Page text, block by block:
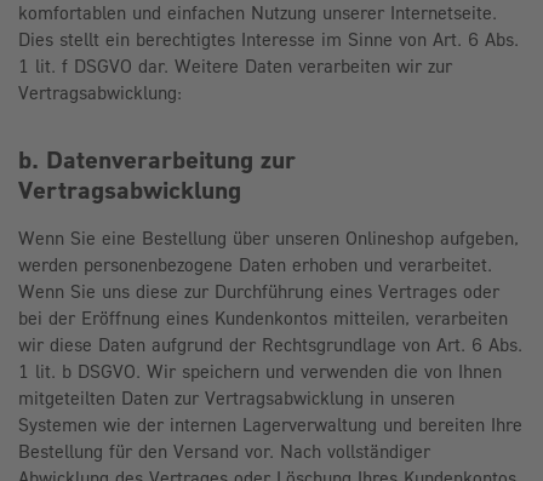
komfortablen und einfachen Nutzung unserer Internetseite.
Dies stellt ein berechtigtes Interesse im Sinne von Art. 6 Abs.
1 lit. f DSGVO dar. Weitere Daten verarbeiten wir zur
Vertragsabwicklung:
b. Datenverarbeitung zur
Vertragsabwicklung
Wenn Sie eine Bestellung über unseren Onlineshop aufgeben,
werden personenbezogene Daten erhoben und verarbeitet.
Wenn Sie uns diese zur Durchführung eines Vertrages oder
bei der Eröffnung eines Kundenkontos mitteilen, verarbeiten
wir diese Daten aufgrund der Rechtsgrundlage von Art. 6 Abs.
1 lit. b DSGVO. Wir speichern und verwenden die von Ihnen
mitgeteilten Daten zur Vertragsabwicklung in unseren
Systemen wie der internen Lagerverwaltung und bereiten Ihre
Bestellung für den Versand vor. Nach vollständiger